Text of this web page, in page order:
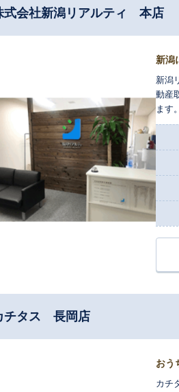
式会社新潟リアルティ 本店
新潟
新潟
動産
ます
ぜひ
チタス 長岡店
おう
カチ